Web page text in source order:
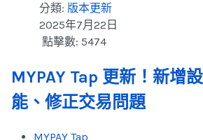
分類: 版本更新
2025年7月22日
點擊數: 5474
MYPAY Tap 更新！新增
能、修正交易問題
MYPAY Tap